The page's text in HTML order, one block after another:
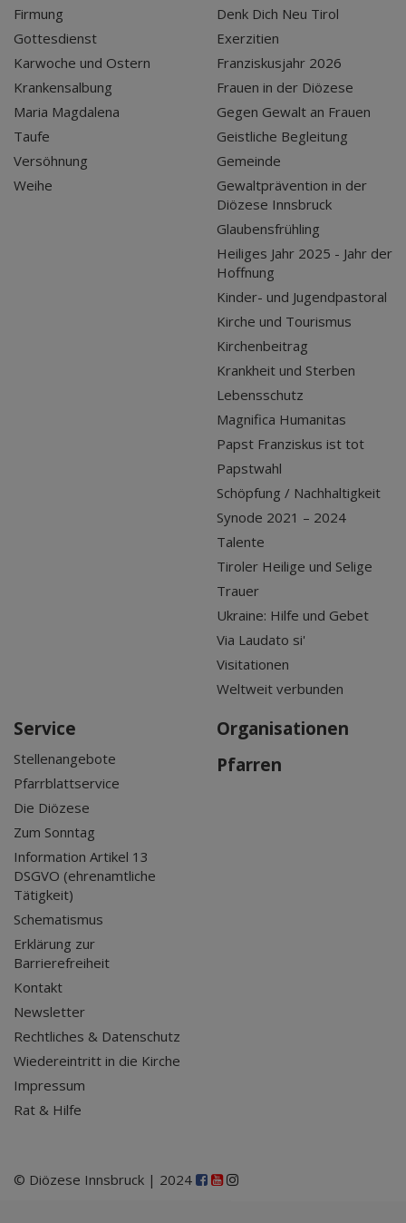
Firmung
Gottesdienst
Karwoche und Ostern
Krankensalbung
Maria Magdalena
Taufe
Versöhnung
Weihe
Denk Dich Neu Tirol
Exerzitien
Franziskusjahr 2026
Frauen in der Diözese
Gegen Gewalt an Frauen
Geistliche Begleitung
Gemeinde
Gewaltprävention in der
Diözese Innsbruck
Glaubensfrühling
Heiliges Jahr 2025 - Jahr der
Hoffnung
Kinder- und Jugendpastoral
Kirche und Tourismus
Kirchenbeitrag
Krankheit und Sterben
Lebensschutz
Magnifica Humanitas
Papst Franziskus ist tot
Papstwahl
Schöpfung / Nachhaltigkeit
Synode 2021 – 2024
Talente
Tiroler Heilige und Selige
Trauer
Ukraine: Hilfe und Gebet
Via Laudato si'
Visitationen
Weltweit verbunden
Service
Stellenangebote
Pfarrblattservice
Die Diözese
Zum Sonntag
Information Artikel 13
DSGVO (ehrenamtliche
Tätigkeit)
Schematismus
Erklärung zur
Barrierefreiheit
Kontakt
Newsletter
Rechtliches & Datenschutz
Wiedereintritt in die Kirche
Impressum
Rat & Hilfe
Organisationen
Pfarren
© Diözese Innsbruck | 2024